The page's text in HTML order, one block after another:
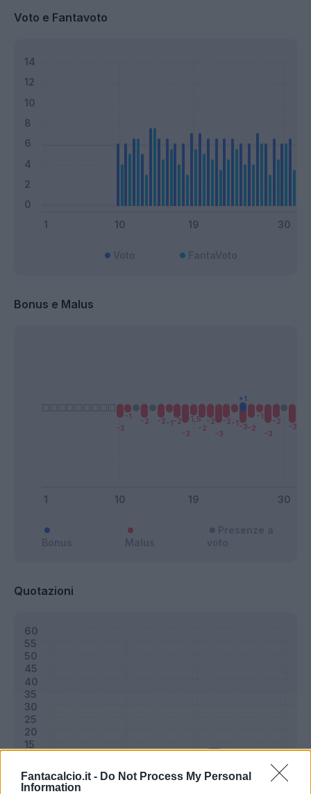
Fantacalcio.it - Do Not Process My Personal
Information
Voto e Fantavoto
Bonus e Malus
Quotazioni